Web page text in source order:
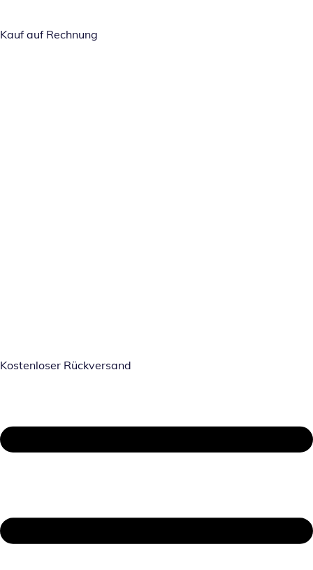
Kauf auf Rechnung
Kostenloser Rückversand